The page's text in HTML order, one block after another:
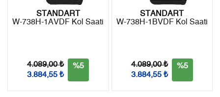
Tek Çekim 3.267,05 ₺
STANDART
W-738H-1AVDF Kol Saati
4.089,00 ₺
3.884,55 ₺
%5
STANDART
W-738H-1BVDF Kol Saati
4.089,00 ₺
3.884,55 ₺
%5